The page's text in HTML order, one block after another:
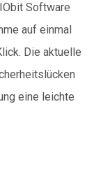
Software
auf einmal
Die aktuelle
eine leichte